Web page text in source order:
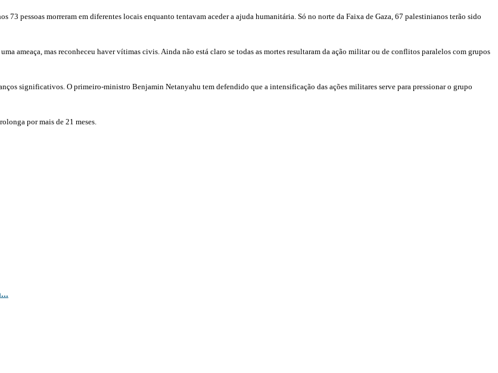
pessoas morreram em diferentes locais enquanto tentavam aceder a ajuda humanitária. Só no norte da Faixa de Gaza, 67 palestinianos terão sido
ameaça, mas reconheceu haver vítimas civis. Ainda não está claro se todas as mortes resultaram da ação militar ou de conflitos paralelos com grupos
significativos. O primeiro-ministro Benjamin Netanyahu tem defendido que a intensificação das ações militares serve para pressionar o grupo
por mais de 21 meses.